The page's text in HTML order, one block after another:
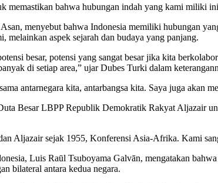
memastikan bahwa hubungan indah yang kami miliki
menyebut bahwa Indonesia memiliki hubungan
melainkan aspek sejarah dan budaya yang panjang.
besar, potensi yang sangat besar jika kita
di setiap area,” ujar Dubes Turki dalam
antarnegara kita, antarbangsa kita. Saya juga akan
Besar LBPP Republik Demokratik Rakyat Aljazair
Aljazair sejak 1955, Konferensi Asia-Afrika. Kami
Luis Raūl Tsuboyama Galvān, mengatakan
bilateral antara kedua negara.